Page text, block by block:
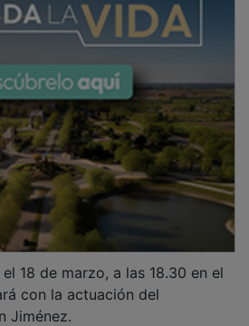
18 de marzo, a las 18.30 en el
con la actuación del
Jiménez.